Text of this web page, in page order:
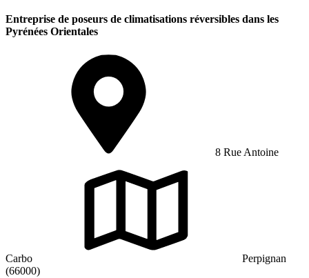
Entreprise de poseurs de climatisations réversibles dans les
Pyrénées Orientales
8 Rue Antoine
Carbo
Perpignan
(66000)